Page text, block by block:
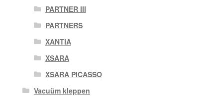
PARTNER III
PARTNERS
XANTIA
XSARA
XSARA PICASSO
Vacuüm kleppen